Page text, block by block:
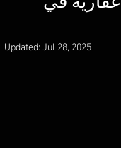
Updated: Jul 28, 2025